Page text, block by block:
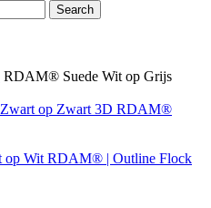
Search
RDAM® Suede Wit op Grijs
RDAM®
RDAM® | Outline Flock